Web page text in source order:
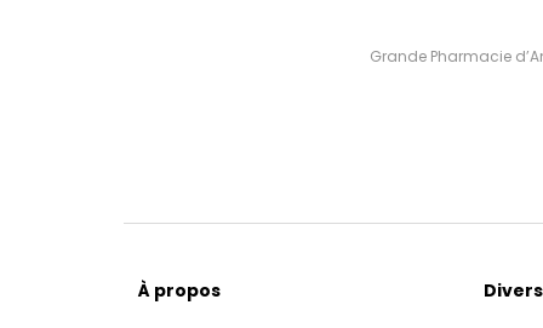
Grande Pharmacie
À propos Divers